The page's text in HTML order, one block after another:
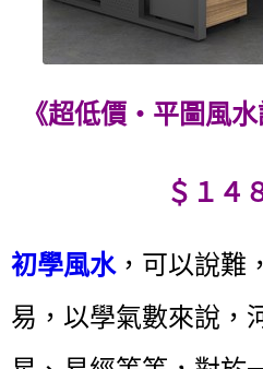
《超低價‧平圖風
＄１４
初學風水，可以說難
易，以學氣數來說，